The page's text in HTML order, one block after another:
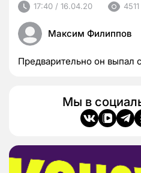
17:40 / 16.04.20 4511
Максим Филиппов
Предварительно он выпал
Мы в